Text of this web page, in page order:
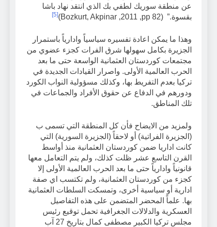
عن منطقة سوريك لطفي بك الذي انتقد نهاد باشا
بقسوة.” (Bozkurt, Akpinar ,2011 ,pp 82)
[5]
وهذا ما يمكن اعادة تفسيره سياسياً وادارياً باستمرار
الجزيرة بكامل سهولها شرق الفرات كجزء عضوي من
مجتمعات كوردستان العثمانية الواسعة حتى ما بعد
الحرب العالمية الأولى. واصرار القيادات الجديدة في
تركيا بعدم التفريط بها، وكذلك مسؤولية النواب الكورد
ودورهم في الدفاع عن حقوق الأفراد والجماعات في
تلك المناطق.
ولمزيد من الايضاح فأن كل المنطقة التي تسمى ب
(الجزيرة الفراتية) أو لاحقاً (الجزيرة السورية) التي
كانت اداريا ضمن كوردستان العثمانية منذ أواسط
القرن التاسع عشر ظلت كذلك، ولم يتم التعامل معها
قانونياً وادارياً حتى ما بعد الحرب العالمية الأولى إلا
كجزء من كوردستان العثمانية، ولم تكتسب اي صفة
ادارية أو سياسية أخرى، وتمسكت السلطات العثمانية
بها. علماً المحضر المتضمن على هذه التفاصيل
العسكرية والدلالات الجغرافية تحمل توقيع رئيس
مجلس تركيا الكبير مصطفى كمال بتاريخ 27 آب